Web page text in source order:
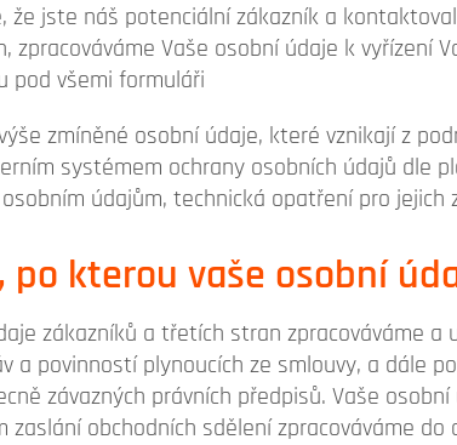
že jste náš potenciální zákazník a
zpracováváme Vaše osobní údaje k vyřízení
pod všemi formuláři
zmíněné osobní údaje, které vznikají z
systémem ochrany osobních údajů dle
údajům, technická opatření pro jejich
po kterou vaše osobní
zákazníků a třetích stran zpracováváme
a povinností plynoucích ze smlouvy, a dále
závazných právních předpisů. Vaše
zaslání obchodních sdělení zpracováváme do